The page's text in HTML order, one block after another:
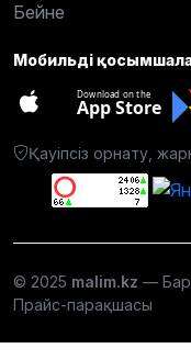
Бейне
Мобильді
Download on the
App Store
Қауіпсіз орнату,
© 2025 malim.kz —
Прайс-парақшасы